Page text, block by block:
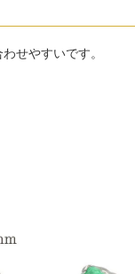
せやすいです。